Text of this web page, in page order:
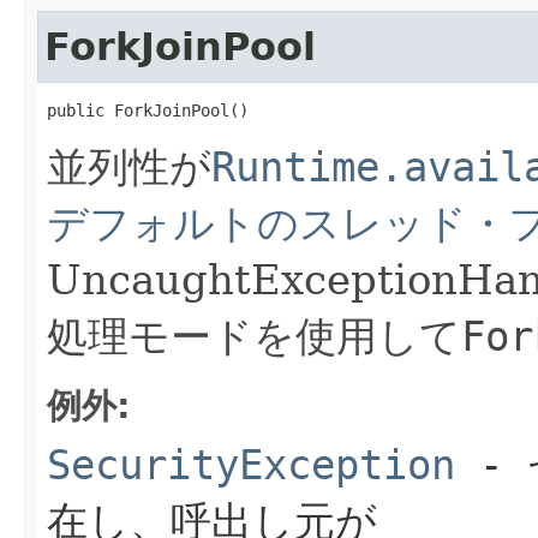
ForkJoinPool
public ForkJoinPool()
並列性が
デフォルトのスレッド・
処理モードを使用して
例外:
SecurityException -
在し、呼出し元が